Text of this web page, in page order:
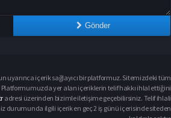
Gönder
uyarınca içerik sağlayıcı bir platformuz. Sitemizdeki tüm
yer alan içeriklerin telif hakkı ihlal ettiğini
adresi üzerinden bizimle iletişime geçebilirsiniz. Telif ihlali
durumunda ilgili içerik en geç 2 iş günü içerisinde siteden